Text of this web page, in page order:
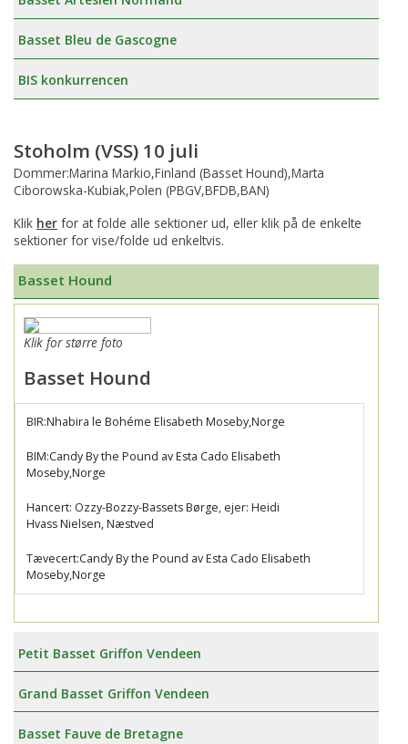
Basset Bleu de Gascogne
BIS konkurrencen
Stoholm (VSS) 10 juli
Dommer:Marina Markio,Finland (Basset Hound),Marta
Ciborowska-Kubiak,Polen (PBGV,BFDB,BAN)
Klik her for at folde alle sektioner ud, eller klik på de enkelte
sektioner for vise/folde ud enkeltvis.
Basset Hound
Klik for større foto
Basset Hound
BIR:Nhabira le Bohéme Elisabeth Moseby,Norge
BIM:Candy By the Pound av Esta Cado Elisabeth
Moseby,Norge
Hancert: Ozzy-Bozzy-Bassets Børge, ejer: Heidi
Hvass Nielsen, Næstved
Tævecert:Candy By the Pound av Esta Cado Elisabeth
Moseby,Norge
Petit Basset Griffon Vendeen
Grand Basset Griffon Vendeen
Basset Fauve de Bretagne